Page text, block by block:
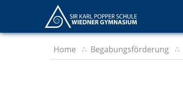
Home Begabungsförderung